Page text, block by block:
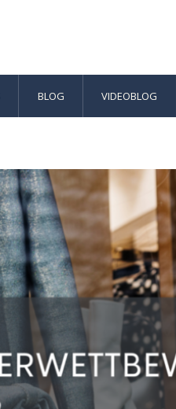
BLOG VIDEOBLOG